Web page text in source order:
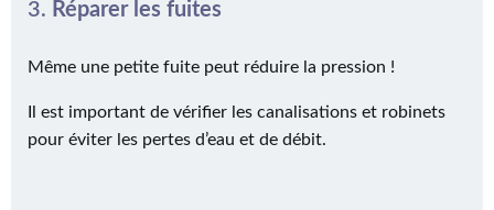
3. Réparer les fuites
Même une petite fuite peut réduire la pression !
Il est important de vérifier les canalisations et robinets
pour éviter les pertes d’eau et de débit.